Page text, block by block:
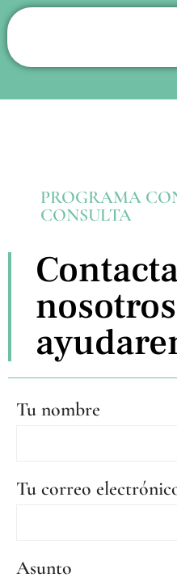
PROGRAMA
CONSULTA
Tu nombre
Tu correo
Asunto